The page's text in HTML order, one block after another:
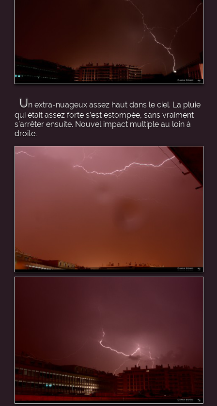
Un extra-nuageux assez haut dans le ciel. La pluie
qui était assez forte s’est estompée, sans vraiment
s’arrêter ensuite. Nouvel impact multiple au loin à
droite.